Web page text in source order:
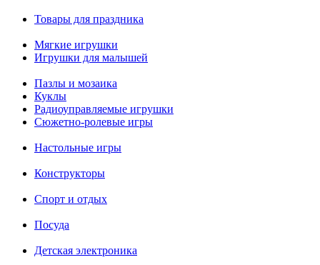
Товары для праздника
Мягкие игрушки
Игрушки для малышей
Пазлы и мозаика
Куклы
Радиоуправляемые игрушки
Сюжетно-ролевые игры
Настольные игры
Конструкторы
Спорт и отдых
Посуда
Детская электроника